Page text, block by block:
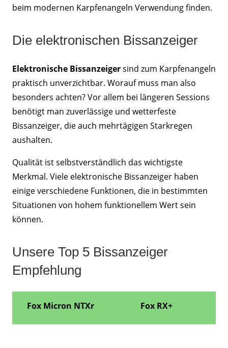
beim modernen Karpfenangeln Verwendung finden.
Die elektronischen Bissanzeiger
Elektronische Bissanzeigersind zum Karpfenangeln
praktisch unverzichtbar. Worauf muss man also
besonders achten? Vor allem bei längeren Sessions
benötigt man zuverlässige und wetterfeste
Bissanzeiger, die auch mehrtägigen Starkregen
aushalten.
Qualität ist selbstverständlich das wichtigste
Merkmal. Viele elektronische Bissanzeiger haben
einige verschiedene Funktionen, die in bestimmten
Situationen von hohem funktionellem Wert sein
können.
Unsere Top 5 Bissanzeiger
Empfehlung
Fox Micron NTXr Fox RX+